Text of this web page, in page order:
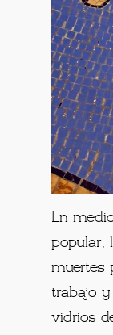
En
popular,
muertes
trabajo
vidrios